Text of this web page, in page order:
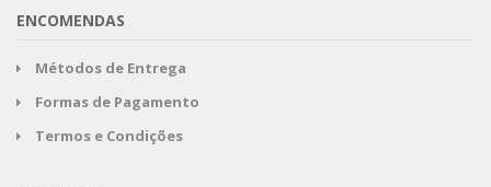
ENCOMENDAS
Métodos de Entrega
Formas de Pagamento
Termos e Condições